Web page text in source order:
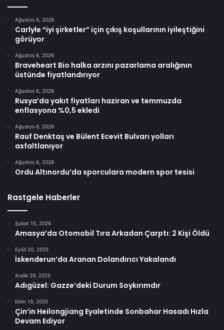
Ağustos 6, 2026
Carlyle “iyi şirketler” için çıkış koşullarının iyileştiğini
görüyor
Ağustos 6, 2026
Braveheart Bio halka arzını pazarlama aralığının
üstünde fiyatlandırıyor
Ağustos 6, 2026
Rusya’da yakıt fiyatları haziran ve temmuzda
enflasyona %0,5 ekledi
Ağustos 6, 2026
Rauf Denktaş ve Bülent Ecevit Bulvarı yolları
asfaltlanıyor
Ağustos 6, 2026
Ordu Altınordu’da sporculara modern spor tesisi
Rastgele Haberler
Şubat 15, 2026
Amasya’da Otomobil Tıra Arkadan Çarptı: 2 Kişi Öldü
Eylül 20, 2025
İskenderun’da Aranan Dolandırıcı Yakalandı
Aralık 29, 2025
Adıgüzel: Gazze’deki Durum Soykırımdır
Ekim 19, 2025
Çin’in Heilongjiang Eyaletinde Sonbahar Hasadı Hızla
Devam Ediyor